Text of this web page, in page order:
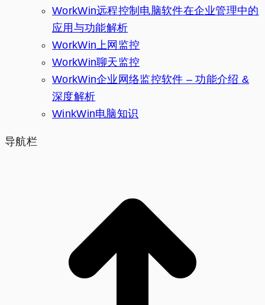
WorkWin远程控制电脑软件在企业管理中的
应用与功能解析
WorkWin上网监控
WorkWin聊天监控
WorkWin企业网络监控软件 – 功能介绍 &
深度解析
WinkWin电脑知识
导航栏